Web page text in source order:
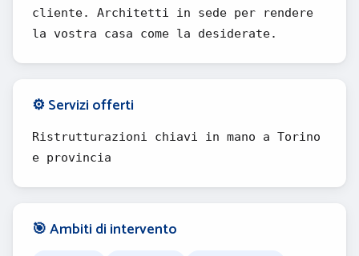
cliente. Architetti in sede per rendere
la vostra casa come la desiderate.
⚙️ Servizi offerti
Ristrutturazioni chiavi in mano a Torino
e provincia
🎯 Ambiti di intervento